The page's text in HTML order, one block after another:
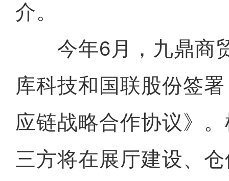
介。
今年6月，九鼎商
库科技和国联股份签
应链战略合作协议》
三方将在展厅建设、